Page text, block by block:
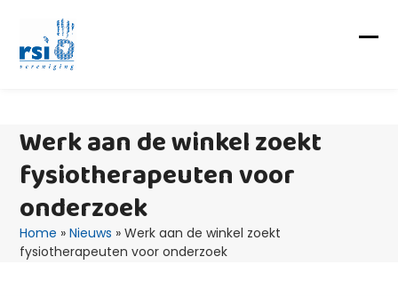
content
Werk aan de winkel zoekt
fysiotherapeuten voor
onderzoek
Home »Nieuws »Werk aan de winkel zoekt
fysiotherapeuten voor onderzoek